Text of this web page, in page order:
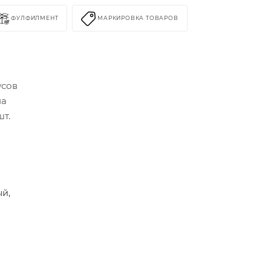
ФУЛФИЛМЕНТ МАРКИРОВКА ТОВАРОВ